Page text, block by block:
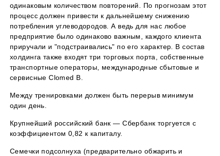
одинаковым количеством повторений. По прогнозам этот
процесс должен привести к дальнейшему снижению
потребления углеводородов. А ведь для нас любое
предприятие было одинаково важным, каждого клиента
приручали и "подстраивались" по его характер. В состав
холдинга также входят три торговых порта, собственные
транспортные операторы, международные сбытовые и
сервисные Clomed В.
Между тренировками должен быть перерыв минимум
один день.
Крупнейший российский банк — Сбербанк торгуется с
коэффициентом 0,82 к капиталу.
Семечки подсолнуха (предварительно обжарить и